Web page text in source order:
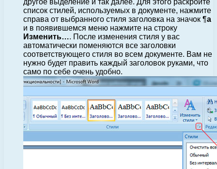
список стилей, используемых в документе, нажмите
справа от выбранного стиля заголовка на значок ¶a
и в появившемся меню нажмите на строку
Изменить…. После изменения стиля у вас
автоматически поменяются все заголовки
соответствующего стиля во всем документе. Вам не
нужно будет править каждый заголовок руками, что
само по себе очень удобно.